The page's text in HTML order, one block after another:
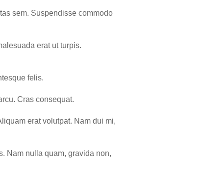
sem. Suspendisse commodo
erat ut turpis.
felis.
Cras consequat.
erat volutpat. Nam dui mi,
Nam nulla quam, gravida non,